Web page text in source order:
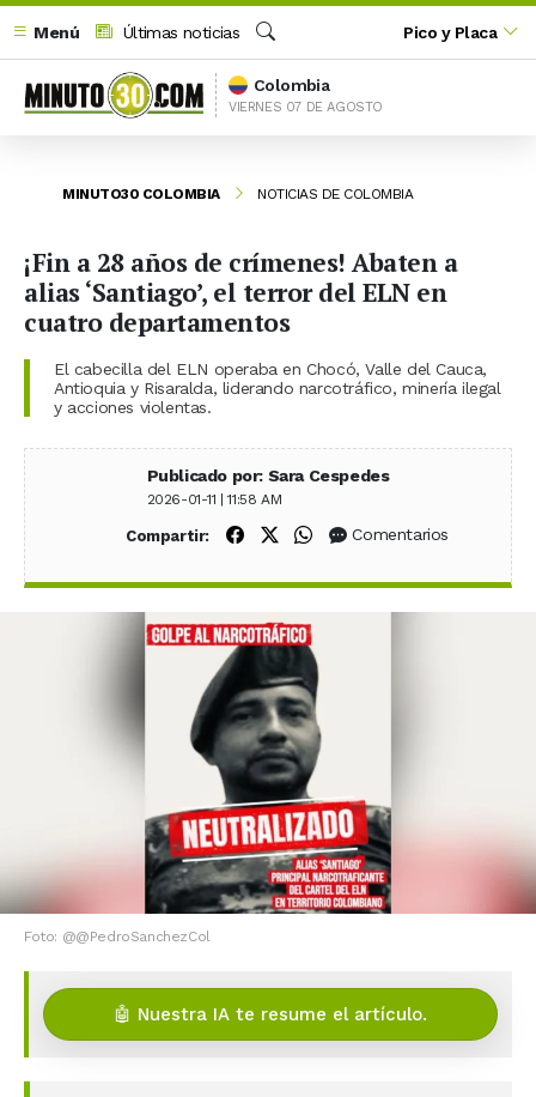
Menú
Últimas noticias
Buscar
Pico y Placa
Colombia
VIERNES 07 DE AGOSTO
MINUTO30 COLOMBIA NOTICIAS DE COLOMBIA
¡Fin a 28 años de crímenes! Abaten a
alias ‘Santiago’, el terror del ELN en
cuatro departamentos
El cabecilla del ELN operaba en Chocó, Valle del Cauca,
Antioquia y Risaralda, liderando narcotráfico, minería ilegal
y acciones violentas.
Publicado por: Sara Cespedes
2026-01-11 | 11:58 AM
Compartir: Compartir en Facebook
Compartir en X (Twitter)
Compartir en WhatsApp
Comentarios
Foto: @@PedroSanchezCol
🤖 Nuestra IA te resume el artículo.